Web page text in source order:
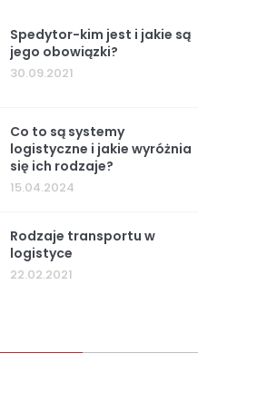
Spedytor-kim jest i jakie są
jego obowiązki?
30.09.2021
Co to są systemy
logistyczne i jakie wyróżnia
się ich rodzaje?
15.04.2024
Rodzaje transportu w
logistyce
22.02.2021